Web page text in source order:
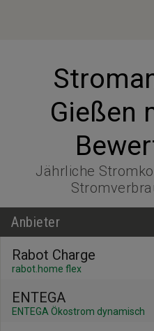
Gießen
Jährliche
Anbieter
Rabot Charge
rabot.home flex
ENTEGA
ENTEGA Ökostrom dynamisch